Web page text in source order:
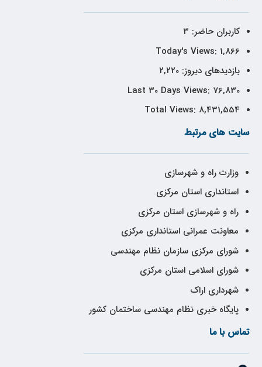
کاربران حاضر: 3
Today's Views: 1,866
بازدیدهای دیروز:2,220
Last 30 Days Views: 76,830
Total Views: 8,431,554
سایت های مرتبط
وزارت راه و شهرسازی
استانداری استان مرکزی
راه و شهرسازی استان مرکزی
معاونت عمرانی استانداری مرکزی
شورای مرکزی سازمان نظام مهندسی
شورای اسلامی استان مرکزی
شهرداری اراک
پایگاه خبری نظام مهندسی ساختمان کشور
تماس با ما